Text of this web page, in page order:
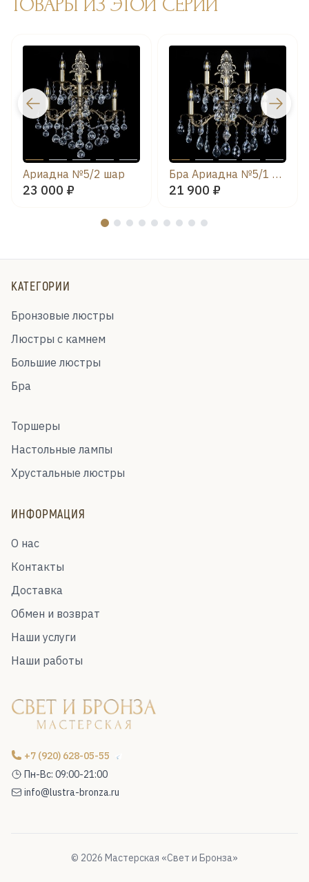
Ариадна №5/2 шар
23 000 ₽
Бра Ариадна №5/1 баден
21 900 ₽
КАТЕГОРИИ
Бронзовые люстры
Люстры с камнем
Большие люстры
Бра
Торшеры
Настольные лампы
Хрустальные люстры
ИНФОРМАЦИЯ
О нас
Контакты
Доставка
Обмен и возврат
Наши услуги
Наши работы
+7 (920) 628-05-55
Пн-Вс: 09:00-21:00
info@lustra-bronza.ru
© 2026 Мастерская «Свет и Бронза»